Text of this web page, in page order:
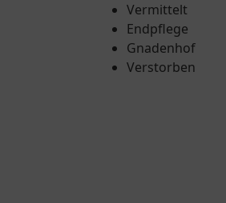
Vermittelt
Endpflege
Gnadenhof
Verstorben